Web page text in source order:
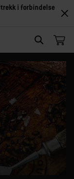
SEARCH
i forbindelse